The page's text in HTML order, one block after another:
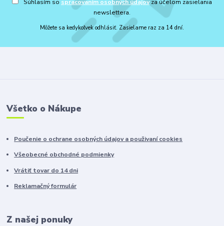
Súhlasím so spracovaním osobných údajovza účelom zasielania
newslettera.
Môžete sa kedykoľvek odhlásiť. Zasielame raz za 14 dní.
Všetko o Nákupe
Poučenie o ochrane osobných údajov a použivaní cookies
Všeobecné obchodné podmienky
Vrátiť tovar do 14 dni
Reklamačný formulár
Z našej ponuky